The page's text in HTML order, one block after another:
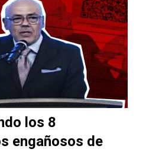
los 8
engañosos de